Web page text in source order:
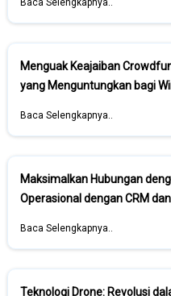
Baca Selengkapnya..
Menguak Keajaiban
yang Menguntungkan bagi
Baca Selengkapnya..
Maksimalkan Hubungan
Operasional dengan CRM
Baca Selengkapnya..
Teknologi Drone: Revolusi